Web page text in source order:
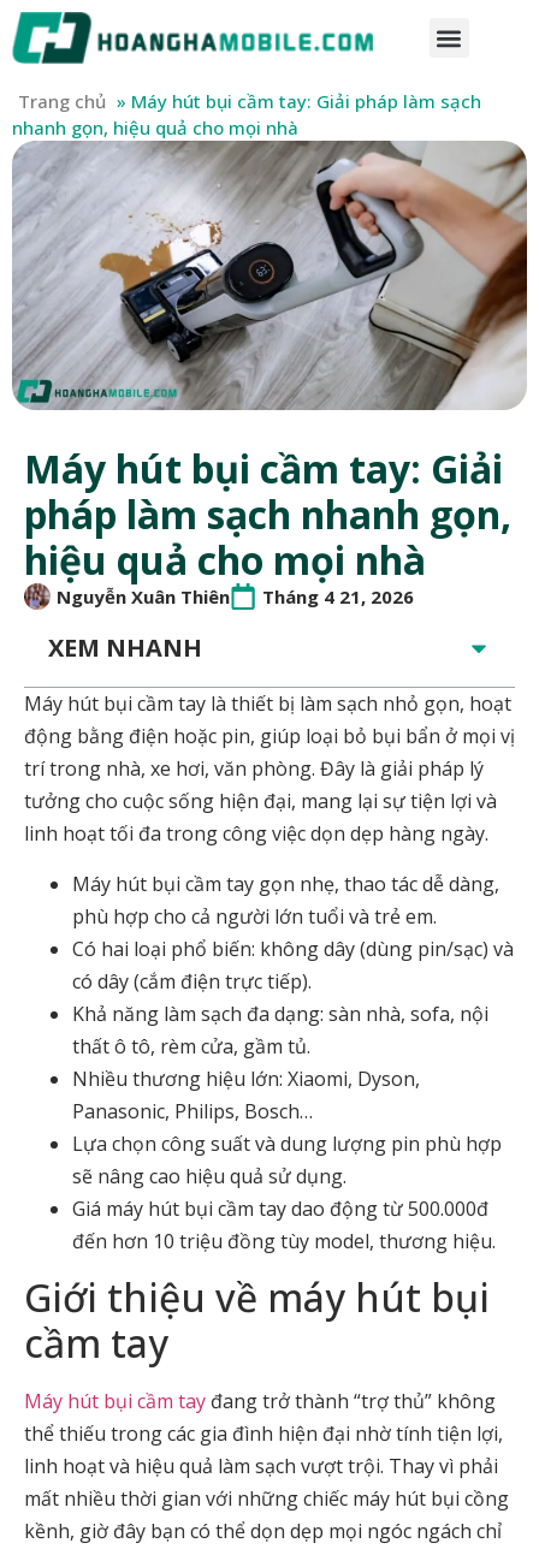
Trang chủ » Máy hút bụi cầm tay: Giải pháp làm sạch
nhanh gọn, hiệu quả cho mọi nhà
Máy hút bụi cầm tay: Giải
pháp làm sạch nhanh gọn,
hiệu quả cho mọi nhà
Nguyễn Xuân Thiên Tháng 4 21, 2026
XEM NHANH
Máy hút bụi cầm tay là thiết bị làm sạch nhỏ gọn, hoạt
động bằng điện hoặc pin, giúp loại bỏ bụi bẩn ở mọi vị
trí trong nhà, xe hơi, văn phòng. Đây là giải pháp lý
tưởng cho cuộc sống hiện đại, mang lại sự tiện lợi và
linh hoạt tối đa trong công việc dọn dẹp hàng ngày.
Máy hút bụi cầm tay gọn nhẹ, thao tác dễ dàng,
phù hợp cho cả người lớn tuổi và trẻ em.
Có hai loại phổ biến: không dây (dùng pin/sạc) và
có dây (cắm điện trực tiếp).
Khả năng làm sạch đa dạng: sàn nhà, sofa, nội
thất ô tô, rèm cửa, gầm tủ.
Nhiều thương hiệu lớn: Xiaomi, Dyson,
Panasonic, Philips, Bosch…
Lựa chọn công suất và dung lượng pin phù hợp
sẽ nâng cao hiệu quả sử dụng.
Giá máy hút bụi cầm tay dao động từ 500.000đ
đến hơn 10 triệu đồng tùy model, thương hiệu.
Giới thiệu về máy hút bụi
cầm tay
Máy hút bụi cầm tay đang trở thành “trợ thủ” không
thể thiếu trong các gia đình hiện đại nhờ tính tiện lợi,
linh hoạt và hiệu quả làm sạch vượt trội. Thay vì phải
mất nhiều thời gian với những chiếc máy hút bụi cồng
kềnh, giờ đây bạn có thể dọn dẹp mọi ngóc ngách chỉ